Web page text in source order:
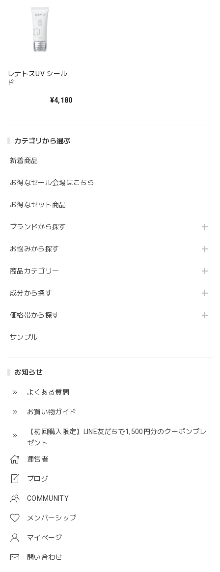
カテゴリから選ぶ
新着商品
お得なセール会場はこちら
お得なセット商品
ブランドから探す
お悩みから探す
商品カテゴリー
成分から探す
価格帯から探す
サンプル
お知らせ
よくある質問
お買い物ガイド
【初回購入限定】LINE友だちで1,500円分のクーポンプレ
ゼント
運営者
ブログ
COMMUNITY
メンバーシップ
マイページ
問い合わせ
レナトスUV シール
ド
¥4,180